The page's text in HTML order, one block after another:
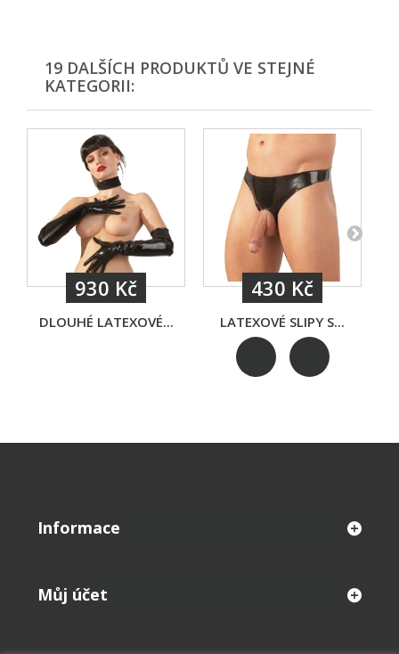
19 DALŠÍCH PRODUKTŮ VE STEJNÉ
KATEGORII:
930 Kč
DLOUHÉ LATEXOVÉ...
430 Kč
LATEXOVÉ SLIPY S...
Informace
Můj účet